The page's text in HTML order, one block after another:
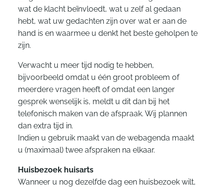
wat de klacht beïnvloedt, wat u zelf al gedaan
hebt, wat uw gedachten zijn over wat er aan de
hand is en waarmee u denkt het beste geholpen te
zijn.
Verwacht u meer tijd nodig te hebben,
bijvoorbeeld omdat u één groot probleem of
meerdere vragen heeft of omdat een langer
gesprek wenselijk is, meldt u dit dan bij het
telefonisch maken van de afspraak. Wij plannen
dan extra tijd in.
Indien u gebruik maakt van de webagenda maakt
u (maximaal) twee afspraken na elkaar.
Huisbezoek huisarts
Wanneer u nog dezelfde dag een huisbezoek wilt,